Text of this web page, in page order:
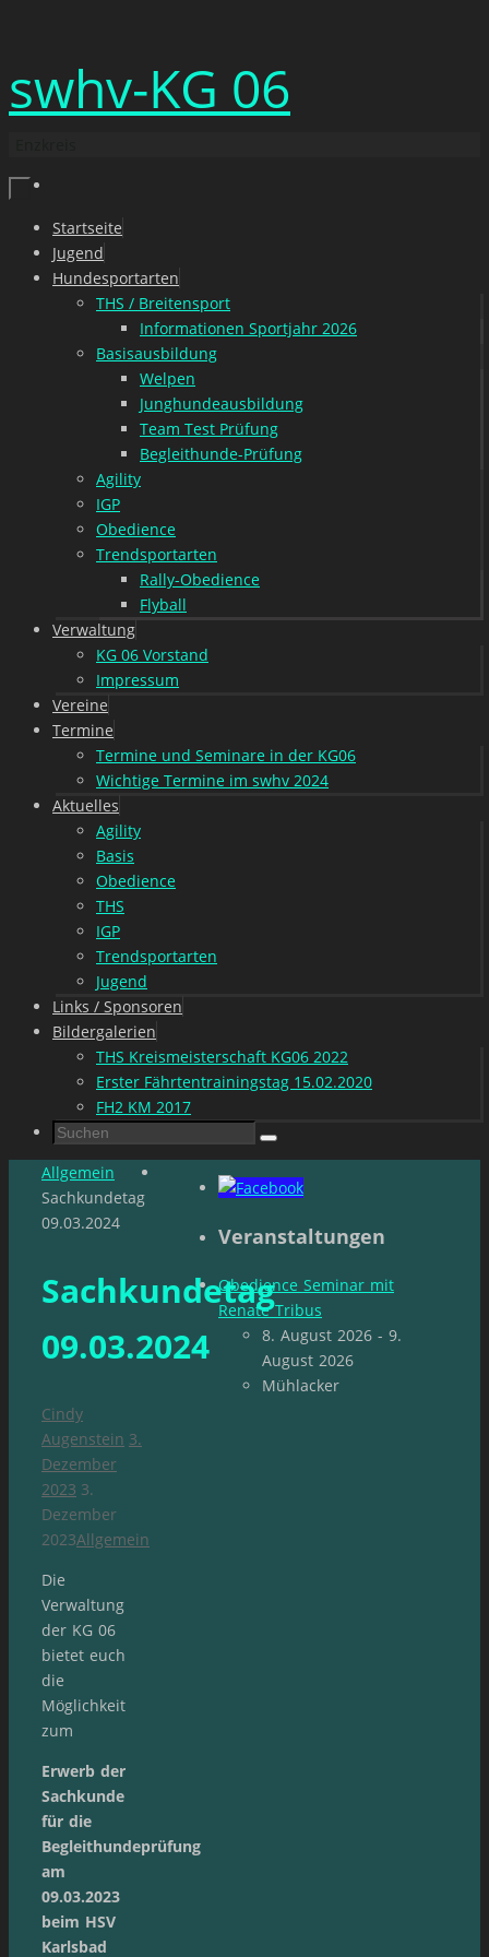
Inhalt
springen
swhv-KG 06
Zum
Inhalt
springen
Startseite
Jugend
Hundesportarten
THS / Breitensport
Informationen Sportjahr 2026
Basisausbildung
Welpen
Junghundeausbildung
Team Test Prüfung
Begleithunde-Prüfung
Agility
IGP
Obedience
Trendsportarten
Rally-Obedience
Flyball
Verwaltung
KG 06 Vorstand
Impressum
Vereine
Termine
Termine und Seminare in der KG06
Wichtige Termine im swhv 2024
Aktuelles
Agility
Basis
Obedience
THS
IGP
Trendsportarten
Jugend
Links / Sponsoren
Bildergalerien
THS Kreismeisterschaft KG06 2022
Erster Fährtentrainingstag 15.02.2020
FH2 KM 2017
Suchen
nach:
Suchen
Start
Allgemein
Sachkundetag
09.03.2024
Sachkundetag
09.03.2024
Cindy
Augenstein 3.
Dezember
2023 3.
Dezember
2023Allgemein
Die
Verwaltung
der KG 06
bietet euch
die
Möglichkeit
zum
Erwerb der
Sachkunde
für die
Begleithundeprüfung
am
09.03.2023
beim HSV
Karlsbad
Veranstaltungen
Obedience Seminar mit
Renate Tribus
8. August 2026 - 9.
August 2026
Mühlacker